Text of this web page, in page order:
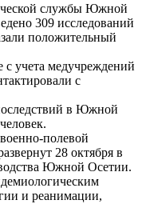
службы Южной
309 исследований
положительный
учета медучреждений
с
в Южной
полевой
28 октября в
Южной Осетии.
и реанимации,